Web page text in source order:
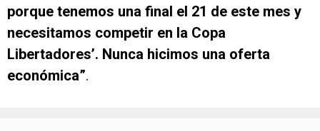
porque tenemos una final el 21 de este mes y
necesitamos competir en la Copa
Libertadores’. Nunca hicimos una oferta
económica”.